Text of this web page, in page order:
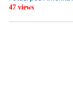
47 views